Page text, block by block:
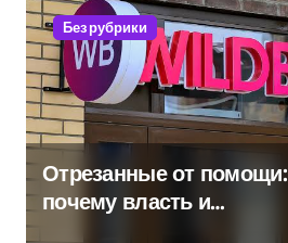
Без рубрики
Отрезанные от помощи:
почему власть и